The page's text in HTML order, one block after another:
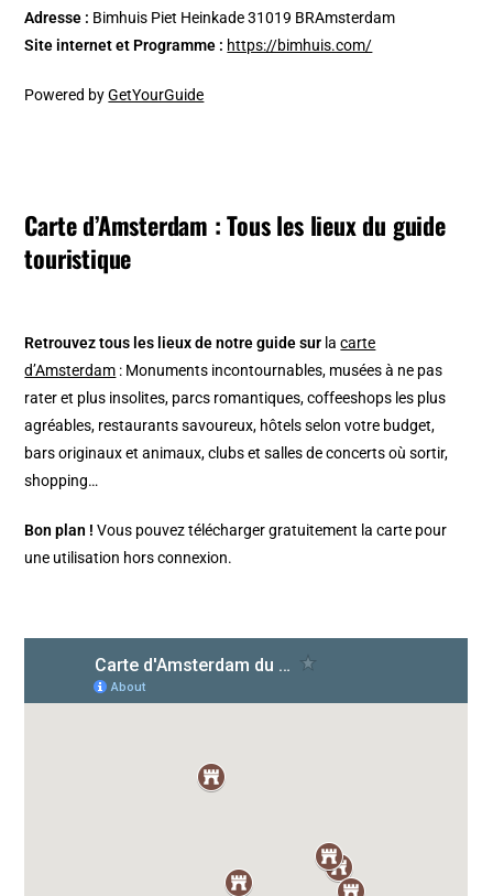
Adresse : Bimhuis Piet Heinkade 31019 BRAmsterdam
Site internet et Programme : https://bimhuis.com/
Powered byGetYourGuide
Carte d’Amsterdam : Tous les lieux du guide
touristique
Retrouvez tous les lieux de notre guide sur lacarte
d’Amsterdam : Monuments incontournables, musées à ne pas
rater et plus insolites, parcs romantiques, coffeeshops les plus
agréables, restaurants savoureux, hôtels selon votre budget,
bars originaux et animaux, clubs et salles de concerts où sortir,
shopping…
Bon plan ! Vous pouvez télécharger gratuitement la carte pour
une utilisation hors connexion.